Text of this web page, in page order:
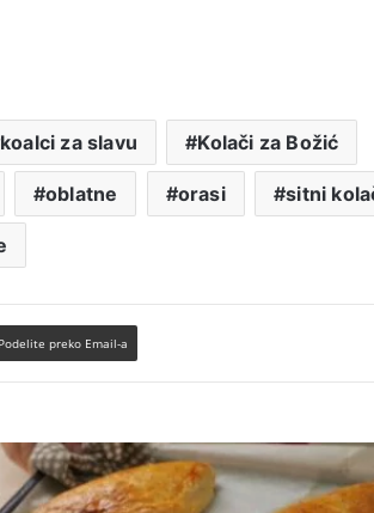
koalci za slavu Kolači za Božić
oblatne orasi sitni
Podelite preko Email-a